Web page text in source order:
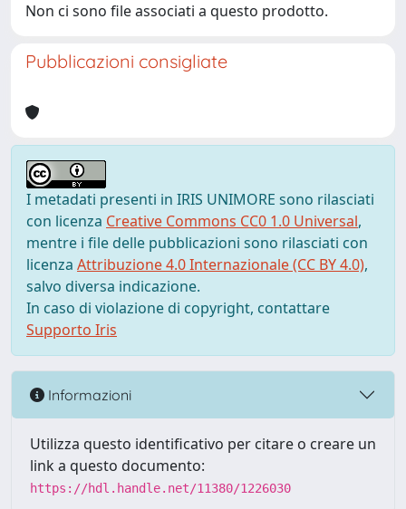
Non ci sono file associati a questo prodotto.
Pubblicazioni consigliate
I metadati presenti in IRIS UNIMORE sono rilasciati
con licenza Creative Commons CC0 1.0 Universal,
mentre i file delle pubblicazioni sono rilasciati con
licenza Attribuzione 4.0 Internazionale (CC BY 4.0),
salvo diversa indicazione.
In caso di violazione di copyright, contattare
Supporto Iris
Informazioni
Utilizza questo identificativo per citare o creare un
link a questo documento:
https://hdl.handle.net/11380/1226030